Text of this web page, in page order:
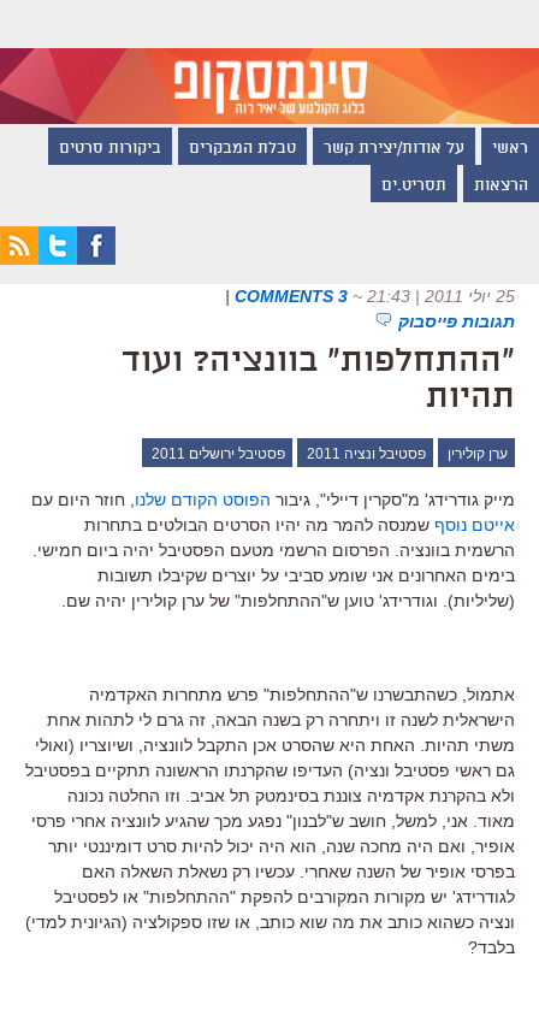
ראשי על אודות/יצירת קשר טבלת המבקרים ביקורות סרטים
הרצאות תסריט.ים
25 יולי 2011 | 21:43 ~
3 COMMENTS
|
תגובות פייסבוק
"ההתחלפות" בוונציה? ועוד
תהיות
ערן קולירין פסטיבל ונציה 2011 פסטיבל ירושלים 2011
מייק גודרידג' מ"סקרין דיילי", גיבור הפוסט הקודם שלנו , חוזר היום עם
אייטם נוסף שמנסה להמר מה יהיו הסרטים הבולטים בתחרות
הרשמית בוונציה. הפרסום הרשמי מטעם הפסטיבל יהיה ביום חמישי.
בימים האחרונים אני שומע סביבי על יוצרים שקיבלו תשובות
(שליליות). וגודרידג' טוען ש"ההתחלפות" של ערן קולירין יהיה שם.
אתמול, כשהתבשרנו ש"ההתחלפות" פרש מתחרות האקדמיה
הישראלית לשנה זו ויתחרה רק בשנה הבאה, זה גרם לי לתהות אחת
משתי תהיות. האחת היא שהסרט אכן התקבל לוונציה, ושיוצריו (ואולי
גם ראשי פסטיבל ונציה) העדיפו שהקרנתו הראשונה תתקיים בפסטיבל
ולא בהקרנת אקדמיה צוננת בסינמטק תל אביב. וזו החלטה נכונה
מאוד. אני, למשל, חושב ש"לבנון" נפגע מכך שהגיע לוונציה אחרי פרסי
אופיר, ואם היה מחכה שנה, הוא היה יכול להיות סרט דומיננטי יותר
בפרסי אופיר של השנה שאחרי. עכשיו רק נשאלת השאלה האם
לגודרידג' יש מקורות המקורבים להפקת "ההתחלפות" או לפסטיבל
ונציה כשהוא כותב את מה שוא כותב, או שזו ספקולציה (הגיונית למדי)
בלבד?